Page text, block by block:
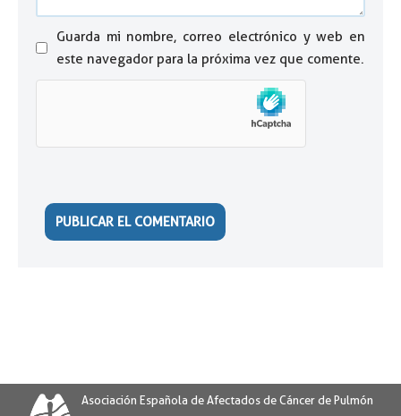
Guarda mi nombre, correo electrónico y web en
este navegador para la próxima vez que comente.
Asociación Española de Afectados de Cáncer de Pulmón